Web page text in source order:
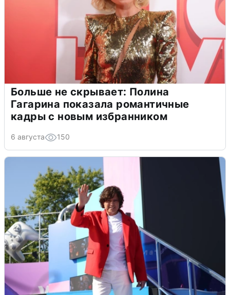
Больше не скрывает: Полина
Гагарина показала романтичные
кадры с новым избранником
6 августа 150